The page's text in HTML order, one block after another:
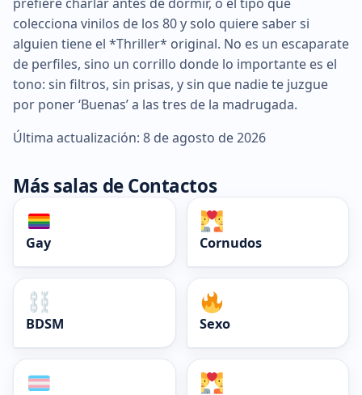
colecciona vinilos de los 80 y solo quiere saber si
alguien tiene el *Thriller* original. No es un escaparate
de perfiles, sino un corrillo donde lo importante es el
tono: sin filtros, sin prisas, y sin que nadie te juzgue
por poner ‘Buenas’ a las tres de la madrugada.
Última actualización: 8 de agosto de 2026
Más salas de Contactos
Gay Cornudos
BDSM Sexo